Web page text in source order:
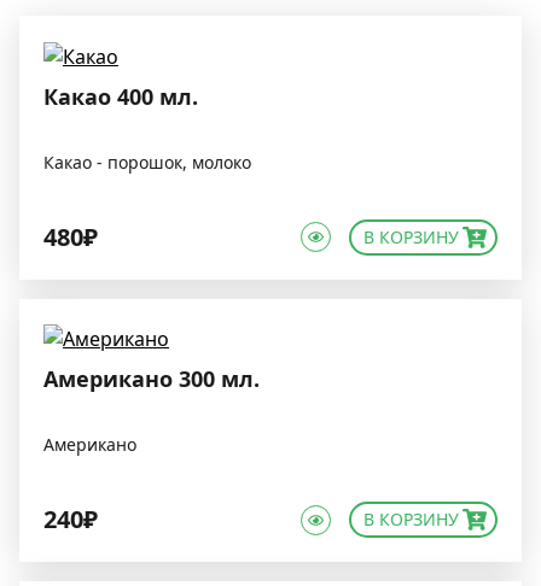
Какао 400 мл.
Какао - порошок, молоко
480₽ В КОРЗИНУ
Американо 300 мл.
Американо
240₽ В КОРЗИНУ